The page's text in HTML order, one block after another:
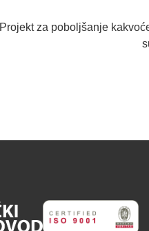
Projekt za poboljšanje